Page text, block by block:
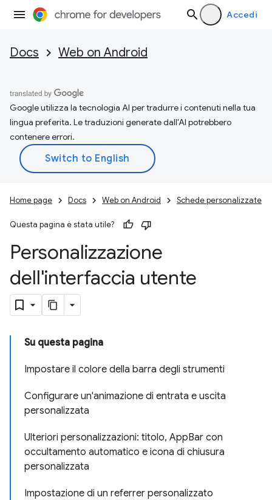
Accedi
Docs Web on Android
Google utilizza la tecnologia AI per tradurre i contenuti nella tua
lingua preferita. Le traduzioni generate dall'AI potrebbero
contenere errori.
Home page Docs Web on Android Schede personalizzate
Questa pagina è stata utile?
Personalizzazione
dell'interfaccia utente
Su questa pagina
Impostare il colore della barra degli strumenti
Configurare un'animazione di entrata e uscita
personalizzata
Ulteriori personalizzazioni: titolo, AppBar con
occultamento automatico e icona di chiusura
personalizzata
Impostazione di un referrer personalizzato